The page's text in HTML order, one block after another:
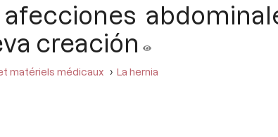
afecciones
creación
matériels médicaux La hernia